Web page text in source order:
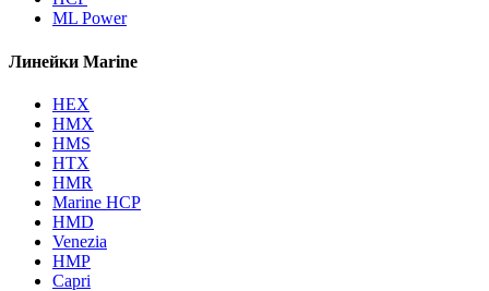
ML Power
Линейки Marine
HEX
HMX
HMS
HTX
HMR
Marine HCP
HMD
Venezia
HMP
Capri